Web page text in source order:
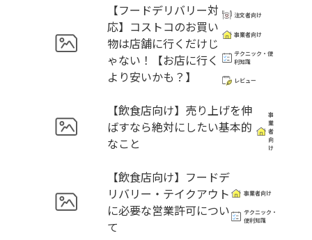
【フードデリバリー対
応】コストコのお買い
物は店舗に行くだけじ
ゃない！【お店に行く
より安いかも？】
注文者向け
事業者向け
テクニック・便
利知識
レビュー
【飲食店向け】売り上げを伸
ばすなら絶対にしたい基本的
なこと
事
業
者
向
け
【飲食店向け】フードデ
リバリー・テイクアウト
に必要な営業許可につい
て
事業者向け
テクニック・
便利知識